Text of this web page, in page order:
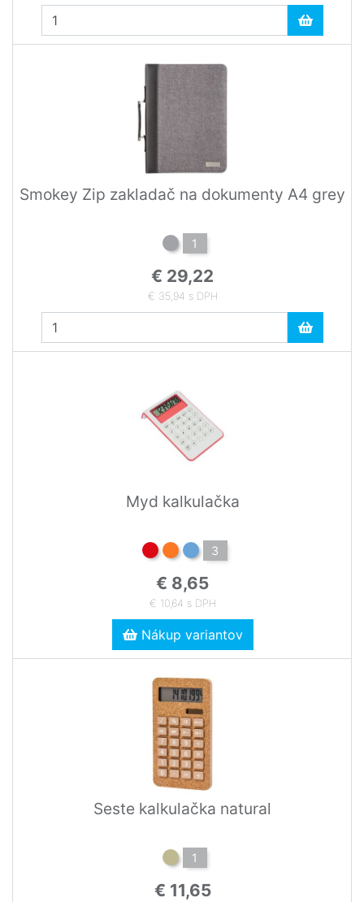
Smokey Zip zakladač na dokumenty A4 grey
1
€ 29,22
€ 35,94 s DPH
Myd kalkulačka
3
€ 8,65
€ 10,64 s DPH
Nákup variantov
Seste kalkulačka natural
1
€ 11,65